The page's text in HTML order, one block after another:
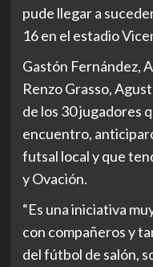
pude llegar a
16 en el estadio
Gastón Fernández,
Renzo Grasso,
de los 30 jugadores
encuentro,
futsal local y que
y Ovación.
“Es una iniciativa
con compañeros y
del fútbol de salón,